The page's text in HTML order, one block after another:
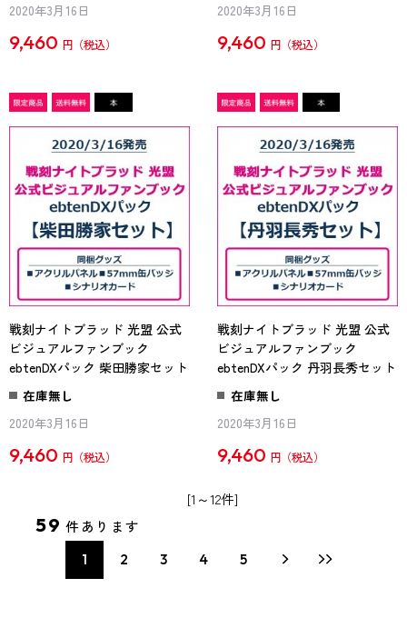
2020年3月16日
9,460 円
2020年3月16日
9,460 円
戦刻ナイトブラッド 光盟 公式
ビジュアルファンブック
ebtenDXパック 柴田勝家セット
在庫無し
2020年3月16日
9,460 円
戦刻ナイトブラッド 光盟 公式
ビジュアルファンブック
ebtenDXパック 丹羽長秀セット
在庫無し
2020年3月16日
9,460 円
[1～12件]
59 件あります
1 2 3 4 5